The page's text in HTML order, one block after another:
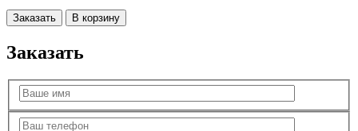
Заказать В корзину
Заказать